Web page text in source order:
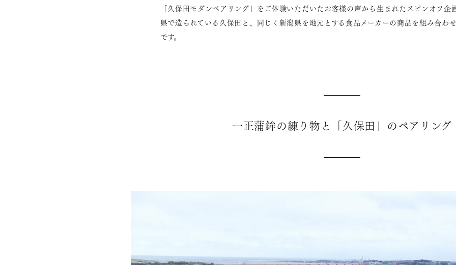
「久保田モダンペアリング」をご体験いただいたお客様の声から生まれたスピンオフ企
県で造られている久保田と、同じく新潟県を地元とする食品メーカーの商品を組み合わ
です。
一正蒲鉾の練り物と「久保田」のペアリング